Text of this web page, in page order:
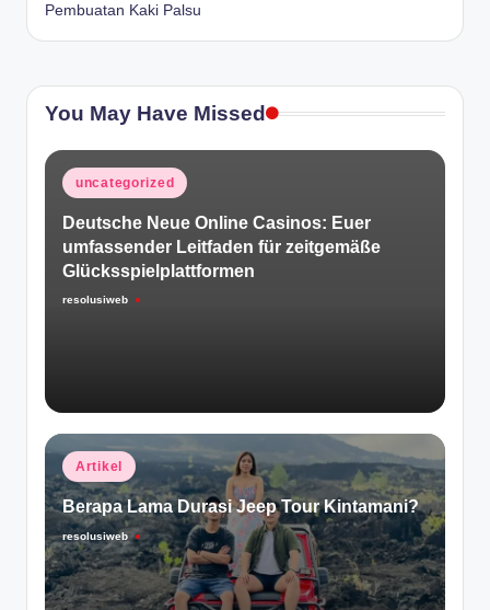
Pembuatan Kaki Palsu
You May Have Missed
Posted
uncategorized
Deutsche Neue Online Casinos: Euer
umfassender Leitfaden für zeitgemäße
Glücksspielplattformen
Posted
resolusiweb
Posted
in
Artikel
Berapa Lama Durasi Jeep Tour Kintamani?
Posted
by
resolusiweb